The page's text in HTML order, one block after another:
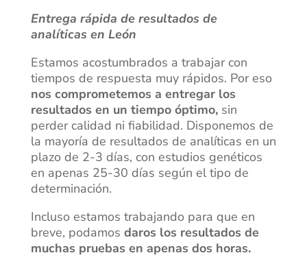
Entrega rápida de resultados de
analíticas en León
Estamos acostumbrados a trabajar con
tiempos de respuesta muy rápidos. Por eso
nos comprometemos a entregar los
resultados en un tiempo óptimo, sin
perder calidad ni fiabilidad. Disponemos de
la mayoría de resultados de analíticas en un
plazo de 2-3 días, con estudios genéticos
en apenas 25-30 días según el tipo de
determinación.
Incluso estamos trabajando para que en
breve, podamos daros los resultados de
muchas pruebas en apenas dos horas.